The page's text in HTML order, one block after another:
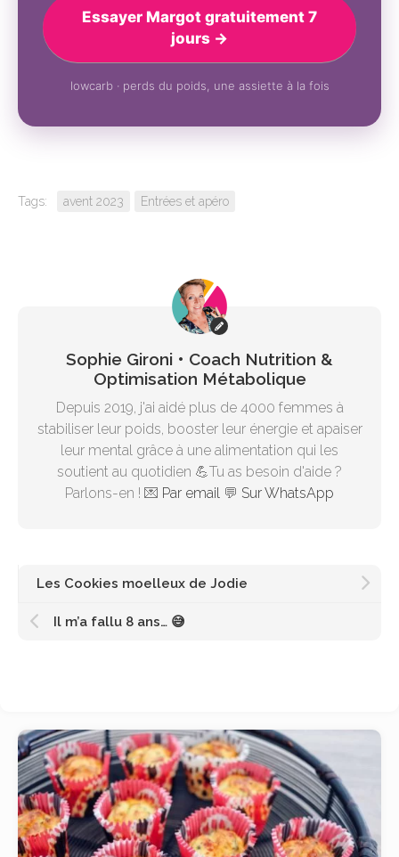
Essayer Margot gratuitement 7
jours →
lowcarb · perds du poids, une assiette à la fois
Tags: avent 2023 Entrées et apéro
Sophie Gironi • Coach Nutrition &
Optimisation Métabolique
Depuis 2019, j'ai aidé plus de 4000 femmes à
stabiliser leur poids, booster leur énergie et apaiser
leur mental grâce à une alimentation qui les
soutient au quotidien 💪Tu as besoin d'aide ?
Parlons-en ! 💌 Par email 💬 Sur WhatsApp
Les Cookies moelleux de Jodie
Il m’a fallu 8 ans… 😅